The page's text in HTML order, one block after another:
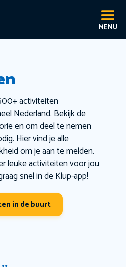
activiteiten
Nederland. Bekijk de
en om deel te nemen
Hier vind je alle
om je aan te melden.
leuke activiteiten voor jou
snel in de Klup-app!
in de buurt